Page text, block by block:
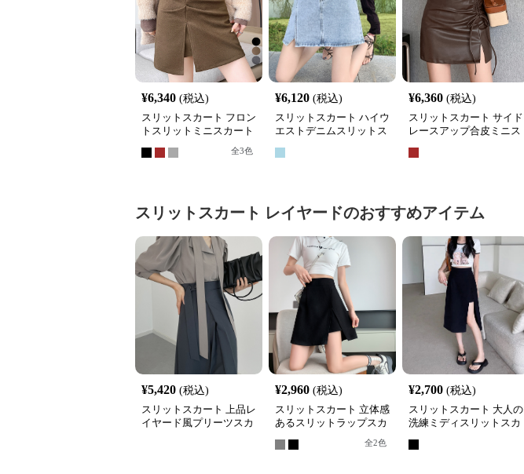
¥6,340 (税込)
スリットスカート フロン
トスリットミニスカート
無地ハイウエストタイト
全3色
¥6,120 (税込)
スリットスカート ハイウ
エストデニムスリットス
¥6,360 (税込)
スリットスカート サイド
レースアップ合皮ミニス
スリットスカート レイヤードのおすすめアイテム
¥5,420 (税込)
スリットスカート 上品レ
イヤード風プリーツスカ
¥2,960 (税込)
スリットスカート 立体感
あるスリットラップスカ
全2色
¥2,700 (税込)
スリットスカート 大人の
洗練ミディスリットスカ